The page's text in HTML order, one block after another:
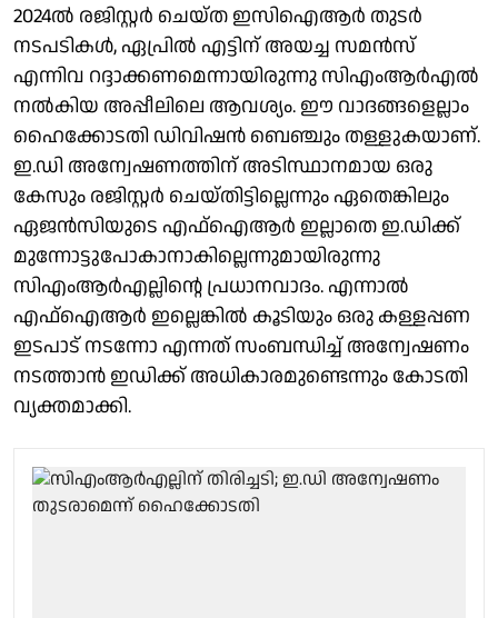
2024ൽ രജിസ്റ്റർ ചെയ്ത ഇസിഐ​ആർ തുടർ
നടപടികൾ, ഏപ്രിൽ എട്ടിന് അയച്ച സമൻസ്
എന്നിവ റദ്ദാക്കണമെന്നായിരുന്നു സിഎംആർഎൽ
നൽകിയ അപ്പീലിലെ ആവശ്യം. ഈ വാദങ്ങളെല്ലാം
ഹൈക്കോടതി ഡിവിഷൻ ബെഞ്ചും തള്ളുകയാണ്.
ഇ.ഡി അന്വേഷണത്തിന് അടിസ്ഥാനമായ ഒരു
കേസും രജിസ്റ്റർ ചെയ്തിട്ടില്ലെന്നും ഏതെങ്കിലും
ഏജൻസിയുടെ എഫ്ഐആർ ഇല്ലാതെ ഇ.ഡിക്ക്
മുന്നോട്ടുപോകാനാകില്ലെന്നുമായിരുന്നു
സിഎംആർഎല്ലിൻ്റെ പ്രധാനവാദം. എന്നാൽ
എഫ്ഐആർ ഇല്ലെങ്കിൽ കൂടിയും ഒരു കള്ളപ്പണ
ഇടപാട് നടന്നോ എന്നത് സംബന്ധിച്ച് അന്വേഷണം
നടത്താൻ ഇഡിക്ക് അധികാരമുണ്ടെന്നും കോടതി
വ്യക്തമാക്കി.